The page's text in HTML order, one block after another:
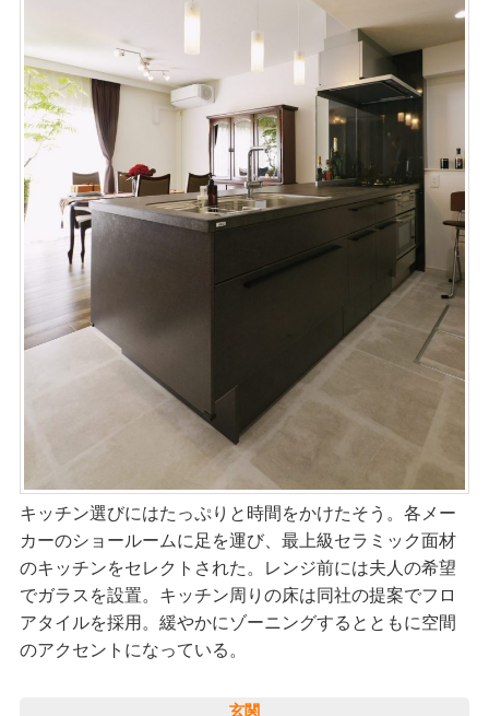
キッチン選びにはたっぷりと時間をかけたそう。各メー
カーのショールームに足を運び、最上級セラミック面材
のキッチンをセレクトされた。レンジ前には夫人の希望
でガラスを設置。キッチン周りの床は同社の提案でフロ
アタイルを採用。緩やかにゾーニングするとともに空間
のアクセントになっている。
玄関